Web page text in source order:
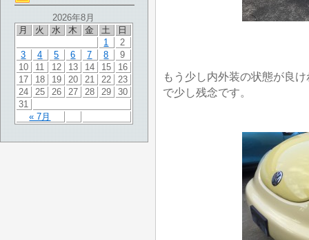
2026年8月
月
火 水 木 金 土 日
« 7月
1
2
3
4 5 6 7 8
9
10
11 12 13 14 15
16
17
18 19 20 21 22
23
24
25 26 27 28 29
30
31
もう少し内外装の状態が良
で少し残念です。